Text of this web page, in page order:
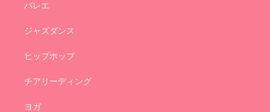
バレエ
ジャズダンス
ヒップホップ
チアリーディング
ヨガ